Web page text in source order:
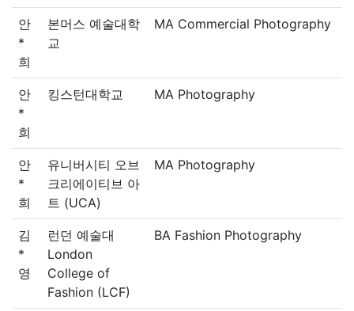
안
*
희
본머스 예술대학
교
MA Commercial Photography
안
*
희
킹스턴대학교 MA Photography
안
*
희
유니버시티 오브
크리에이티브 아
트 (UCA)
MA Photography
김
*
영
런던 예술대
London
College of
Fashion (LCF)
BA Fashion Photography